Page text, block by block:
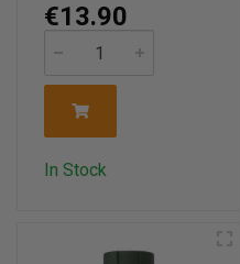
€13.90
In Stock